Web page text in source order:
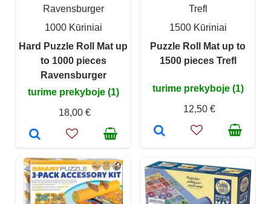
Ravensburger
1000 Kūriniai
Hard Puzzle Roll Mat up
to 1000 pieces
Ravensburger
turime prekyboje (1)
18,00 €
Trefl
1500 Kūriniai
Puzzle Roll Mat up to
1500 pieces Trefl
turime prekyboje (1)
12,50 €